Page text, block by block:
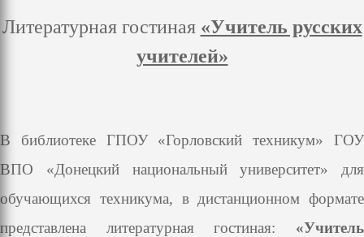
Литературная гостиная «Учитель русских
учителей»
В библиотеке ГПОУ «Горловский техникум» ГОУ
ВПО «Донецкий национальный университет» для
обучающихся техникума, в дистанционном формате
представлена литературная гостиная: «Учитель